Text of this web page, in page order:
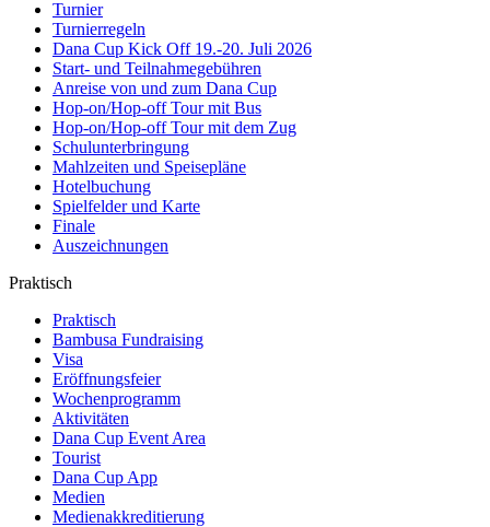
Turnier
Turnierregeln
Dana Cup Kick Off 19.-20. Juli 2026
Start- und Teilnahmegebühren
Anreise von und zum Dana Cup
Hop-on/Hop-off Tour mit Bus
Hop-on/Hop-off Tour mit dem Zug
Schulunterbringung
Mahlzeiten und Speisepläne
Hotelbuchung
Spielfelder und Karte
Finale
Auszeichnungen
Praktisch
Praktisch
Bambusa Fundraising
Visa
Eröffnungsfeier
Wochenprogramm
Aktivitäten
Dana Cup Event Area
Tourist
Dana Cup App
Medien
Medienakkreditierung